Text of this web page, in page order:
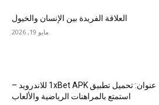
العلاقة الفريدة بين الإنسان والخيول
مايو 19, 2026
عنوان: تحميل تطبيق 1xBet APK للاندرويد –
استمتع بالمراهنات الرياضية والألعاب